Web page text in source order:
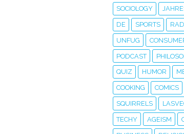
SOCIOLOGY
DE SPORTS
UNFUG
PODCAST
QUIZ HUMOR
COOKING COMICS
SQUIRRELS
TECHY AGEISM